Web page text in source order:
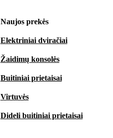
Naujos prekės
Elektriniai dviračiai
Žaidimų konsolės
Buitiniai prietaisai
Virtuvės
Dideli buitiniai prietaisai